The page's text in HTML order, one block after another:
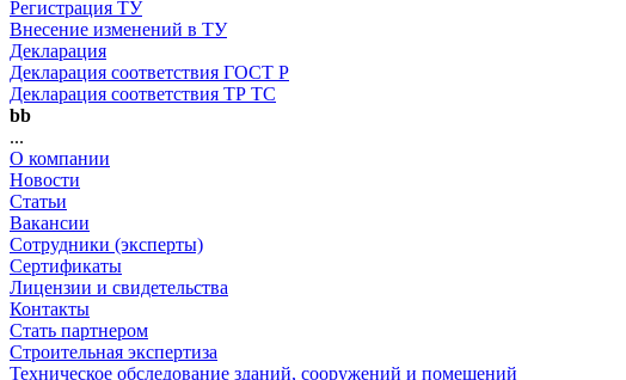
Регистрация ТУ
Внесение изменений в ТУ
Декларация
Декларация соответствия ГОСТ Р
Декларация соответствия ТР ТС
bb
...
О компании
Новости
Статьи
Вакансии
Сотрудники (эксперты)
Сертификаты
Лицензии и свидетельства
Контакты
Стать партнером
Строительная экспертиза
Техническое обследование зданий, сооружений и помещений